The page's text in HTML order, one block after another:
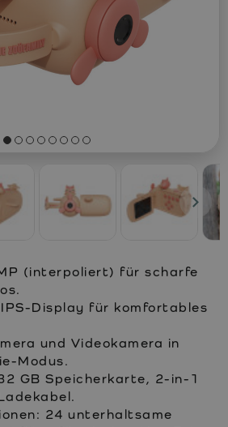
(interpoliert) für scharfe
Display für komfortables
und Videokamera in
Modus.
GB Speicherkarte, 2-in-1
24 unterhaltsame